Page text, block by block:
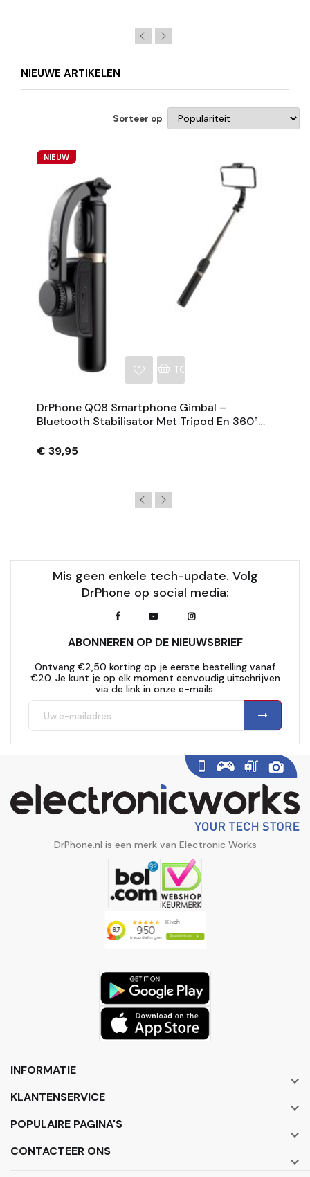
NIEUWE ARTIKELEN
Sorteer op
NIEUW
TOEVOEGEN AAN
DrPhone Q08 Smartphone Gimbal –
Bluetooth Stabilisator Met Tripod En 360°
€ 39,95
Mis geen enkele tech-update. Volg
DrPhone op social media:
ABONNEREN OP DE NIEUWSBRIEF
Ontvang €2,50 korting op je eerste bestelling vanaf
€20. Je kunt je op elk moment eenvoudig uitschrijven
via de link in onze e-mails.
DrPhone.nl is een merk van Electronic Works
INFORMATIE

KLANTENSERVICE

POPULAIRE PAGINA'S

CONTACTEER ONS
